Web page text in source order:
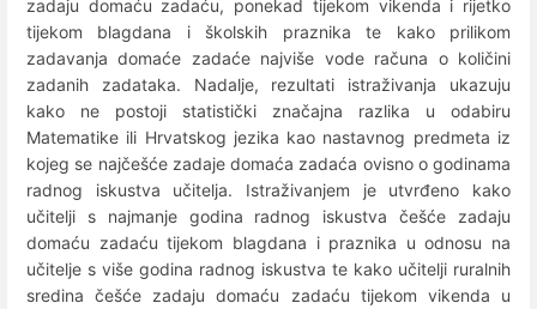
zadaju domaću zadaću, ponekad tijekom vikenda i rijetko
tijekom blagdana i školskih praznika te kako prilikom
zadavanja domaće zadaće najviše vode računa o količini
zadanih zadataka. Nadalje, rezultati istraživanja ukazuju
kako ne postoji statistički značajna razlika u odabiru
Matematike ili Hrvatskog jezika kao nastavnog predmeta iz
kojeg se najčešće zadaje domaća zadaća ovisno o godinama
radnog iskustva učitelja. Istraživanjem je utvrđeno kako
učitelji s najmanje godina radnog iskustva češće zadaju
domaću zadaću tijekom blagdana i praznika u odnosu na
učitelje s više godina radnog iskustva te kako učitelji ruralnih
sredina češće zadaju domaću zadaću tijekom vikenda u